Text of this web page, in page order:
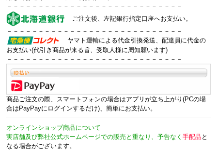
－－－－－－－－－－－－－－－－－－－－－－－－－－－－
ご注文後、左記銀行指定口座へお支払い。
－－－－－－－－－－－－－－－－－－－－－－－－－－－－
ヤマト運輸による代金引換発送、配達員に代金の
お支払い(代引き商品が来る旨、受取人様に周知願います)
－－－－－－－－－－－－－－－－－－－－－－－－－－－－
商品ご注文の際、スマートフォンの場合はアプリが立ち上がり(PCの場
合はPayPayにログインするだけ)、簡単にお支払い。
オンラインショップ商品について
実店舗及び弊社公式ホームページでの販売と重なり、予告なく手配品 と
なる場合がございます。